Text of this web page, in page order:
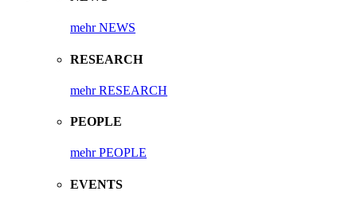
mehr NEWS
RESEARCH
mehr RESEARCH
PEOPLE
mehr PEOPLE
EVENTS